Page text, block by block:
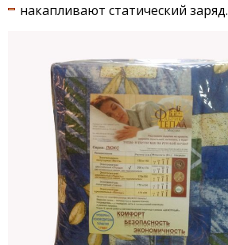
накапливают статический заряд.